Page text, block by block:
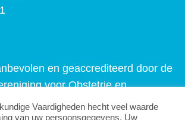
en geaccrediteerd door de
voor Obstetrie en
De cursus staat voor 6
Vaardigheden hecht veel waarde
van uw persoonsgegevens. Uw